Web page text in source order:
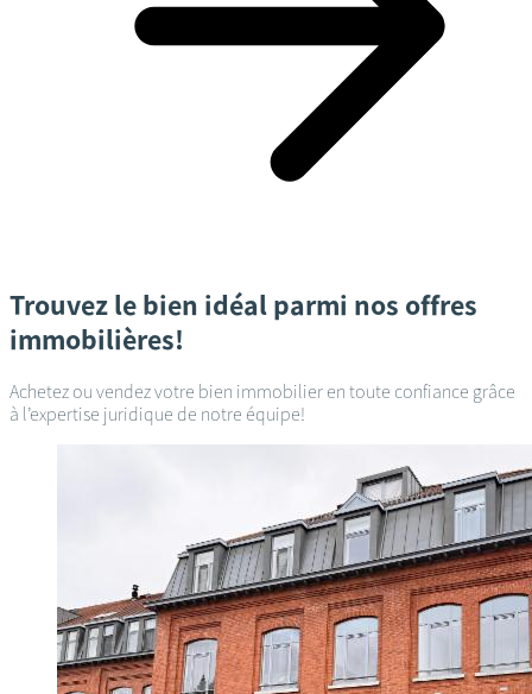
Trouvez le bien idéal parmi nos offres
immobilières!
Achetez ou vendez votre bien immobilier en toute confiance grâce
à l’expertise juridique de notre équipe!